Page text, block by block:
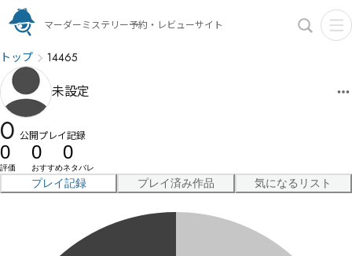
マーダーミステリー予約・レビューサイト
トップ 14465
未設定
0 公開プレイ記録
0
評価
0
おすすめ
0
ネタバレ
プレイ記録 プレイ済み作品 気になるリスト